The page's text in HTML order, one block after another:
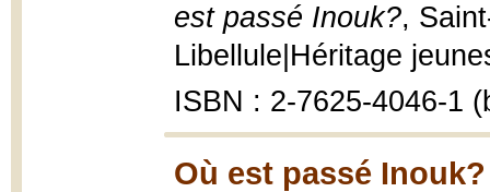
est passé Inouk?,
Libellule|Héritage
ISBN : 2-7625-4046-1
Où est passé Inouk?